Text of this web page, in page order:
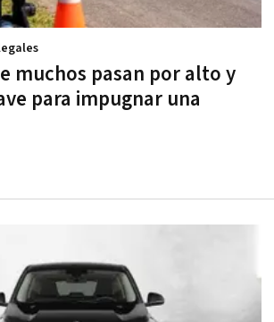
muchos pasan por alto y
para impugnar una